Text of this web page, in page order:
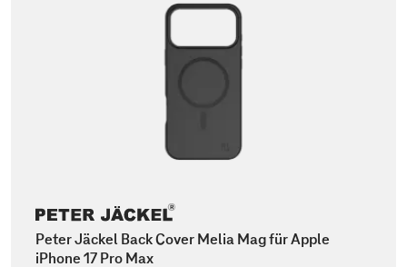
Peter Jäckel Back Cover Melia Mag für Apple
iPhone 17 Pro Max